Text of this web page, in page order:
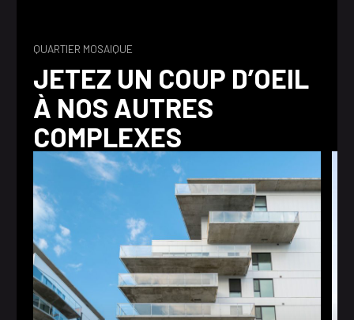
QUARTIER MOSAIQUE
JETEZ UN COUP D’OEIL
À NOS AUTRES
COMPLEXES